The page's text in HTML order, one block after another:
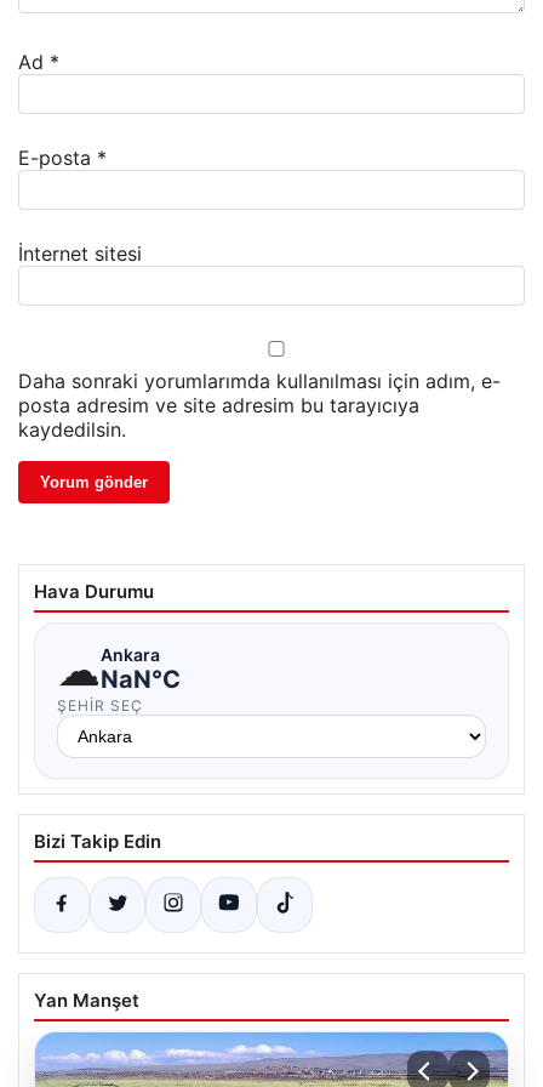
Ad *
E-posta *
İnternet sitesi
Daha sonraki yorumlarımda kullanılması için adım, e-
posta adresim ve site adresim bu tarayıcıya
kaydedilsin.
Hava Durumu
☁Ankara
NaN°C
ŞEHIR SEÇ
Bizi Takip Edin
Yan Manşet